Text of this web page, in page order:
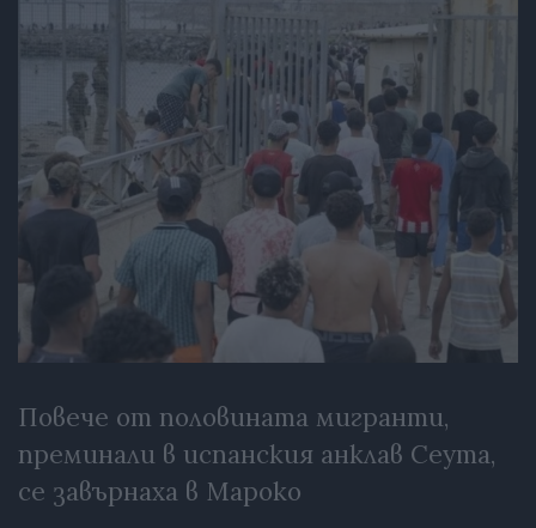
Повече от половината мигранти,
преминали в испанския анклав Сеута,
се завърнаха в Мароко